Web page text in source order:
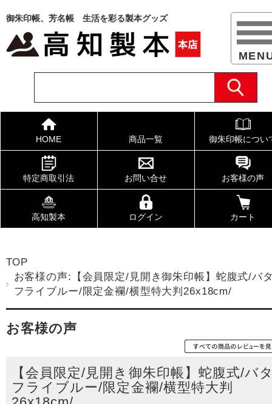
御朱印帳、芳名帳 生活を彩る製本グッズ
HOME 商品一覧 御朱印帳につい
特定商取引法 お問い合せ お客様の声
高知製本 ログイン カート
TOP
お客様の声:【会員限定/見開き御朱印帳】蛇腹式/バ
フライブルー/限定金襴/横型特大判26x18cm/
お客様の声
【会員限定/見開き御朱印帳】蛇腹式/バ
フライブルー/限定金襴/横型特大判